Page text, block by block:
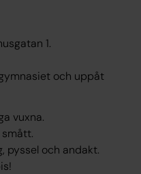
1.
och uppåt
vuxna.
pyssel och andakt.